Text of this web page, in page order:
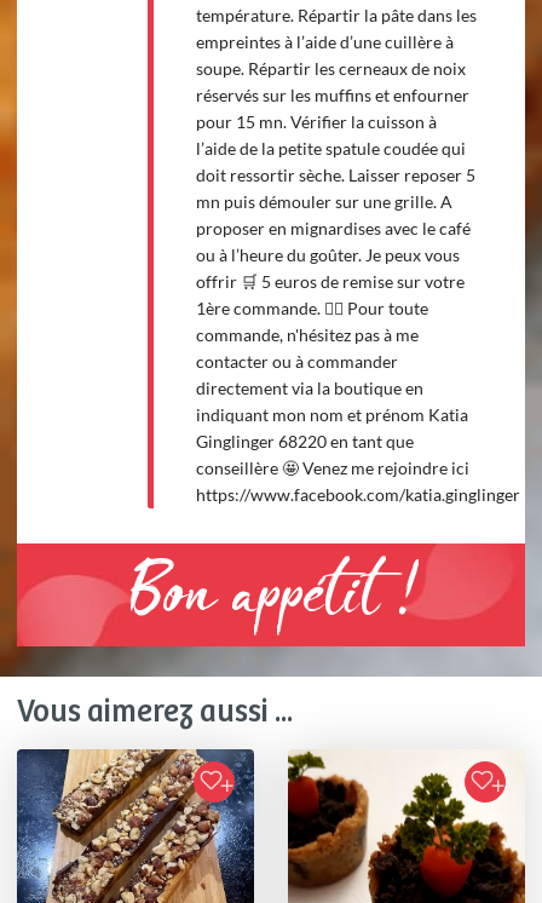
température. Répartir la pâte dans les
empreintes à l’aide d’une cuillère à
soupe. Répartir les cerneaux de noix
réservés sur les muffins et enfourner
pour 15 mn. Vérifier la cuisson à
l’aide de la petite spatule coudée qui
doit ressortir sèche. Laisser reposer 5
mn puis démouler sur une grille. A
proposer en mignardises avec le café
ou à l’heure du goûter. Je peux vous
offrir 🛒 5 euros de remise sur votre
1ère commande. 💁‍♀️ Pour toute
commande, n'hésitez pas à me
contacter ou à commander
directement via la boutique en
indiquant mon nom et prénom Katia
Ginglinger 68220 en tant que
conseillère 🤩 Venez me rejoindre ici
https://www.facebook.com/katia.ginglinger
Bon appétit !
Vous aimerez aussi ...